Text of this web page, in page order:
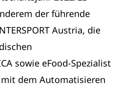
der führende
Austria, die
sowie eFood-Spezialist
mit dem Automatisieren